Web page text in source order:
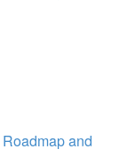
Roadmap and